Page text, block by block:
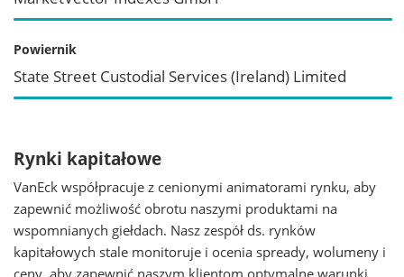
Powiernik
State Street Custodial Services (Ireland) Limited
Rynki kapitałowe
VanEck współpracuje z cenionymi animatorami rynku, aby
zapewnić możliwość obrotu naszymi produktami na
wspomnianych giełdach. Nasz zespół ds. rynków
kapitałowych stale monitoruje i ocenia spready, wolumeny i
ceny, aby zapewnić naszym klientom optymalne warunki